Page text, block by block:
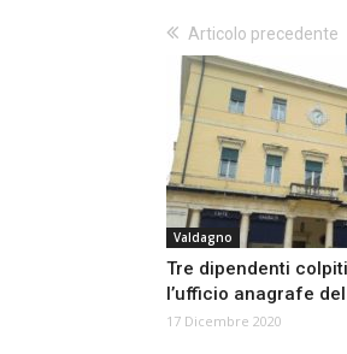
Articolo precedente
Valdagno
Tre dipendenti
l’ufficio anagrafe
17 Dicembre 2020